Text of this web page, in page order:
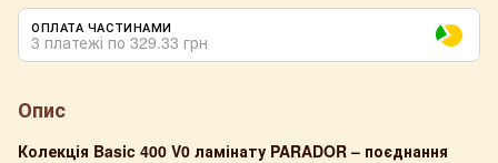
ОПЛАТА ЧАСТИНАМИ
3 платежі по 329.33 грн
Опис
Колекція Basic 400 V0 ламінату PARADOR – поєднання